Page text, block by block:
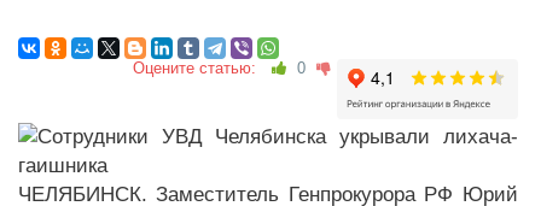
Оцените статью: 0
ЧЕЛЯБИНСК. Заместитель Генпрокурора РФ Юрий